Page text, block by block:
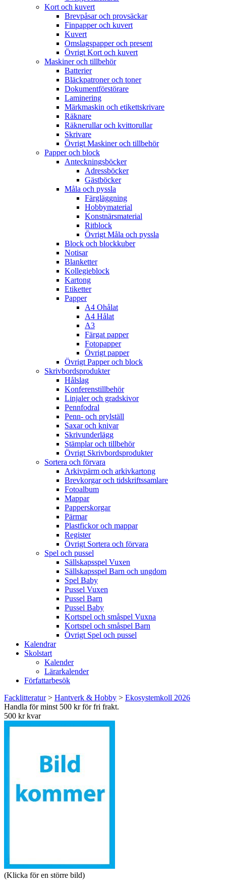
Kort och kuvert
Brevpåsar och provsäckar
Finpapper och kuvert
Kuvert
Omslagspapper och present
Övrigt Kort och kuvert
Maskiner och tillbehör
Batterier
Bläckpatroner och toner
Dokumentförstörare
Laminering
Märkmaskin och etikettskrivare
Räknare
Räknerullar och kvittorullar
Skrivare
Övrigt Maskiner och tillbehör
Papper och block
Anteckningsböcker
Adressböcker
Gästböcker
Måla och pyssla
Färgläggning
Hobbymaterial
Konstnärsmaterial
Ritblock
Övrigt Måla och pyssla
Block och blockkuber
Notisar
Blanketter
Kollegieblock
Kartong
Etiketter
Papper
A4 Ohålat
A4 Hålat
A3
Färgat papper
Fotopapper
Övrigt papper
Övrigt Papper och block
Skrivbordsprodukter
Hålslag
Konferenstillbehör
Linjaler och gradskivor
Pennfodral
Penn- och prylställ
Saxar och knivar
Skrivunderlägg
Stämplar och tillbehör
Övrigt Skrivbordsprodukter
Sortera och förvara
Arkivpärm och arkivkartong
Brevkorgar och tidskriftssamlare
Fotoalbum
Mappar
Papperskorgar
Pärmar
Plastfickor och mappar
Register
Övrigt Sortera och förvara
Spel och pussel
Sällskapsspel Vuxen
Sällskapsspel Barn och ungdom
Spel Baby
Pussel Vuxen
Pussel Barn
Pussel Baby
Kortspel och småspel Vuxna
Kortspel och småspel Barn
Övrigt Spel och pussel
Kalendrar
Skolstart
Kalender
Lärarkalender
Författarbesök
Facklitteratur> Hantverk & Hobby > Ekosystemkoll 2026
Handla för minst 500 kr för fri frakt.
500 kr kvar
(Klicka för en större bild)